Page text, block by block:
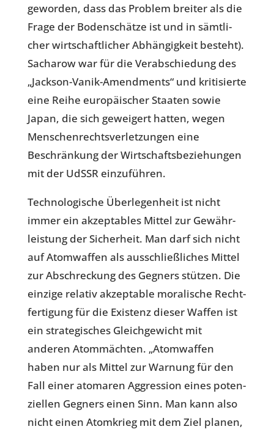
gewor­den, dass das Problem breiter als die
Frage der Boden­schätze ist und in sämt­li­
cher wirt­schaft­li­cher Abhän­gig­keit besteht).
Sach­a­row war für die Ver­ab­schie­dung des
„Jackson-Vanik-Amend­ments“ und kri­ti­sierte
eine Reihe euro­päi­scher Staaten sowie
Japan, die sich gewei­gert hatten, wegen
Men­schen­rechts­ver­let­zun­gen eine
Beschrän­kung der Wirt­schafts­be­zie­hun­gen
mit der UdSSR einzuführen.
Tech­no­lo­gi­sche Über­le­gen­heit ist nicht
immer ein akzep­ta­bles Mittel zur Gewähr­
leis­tung der Sicher­heit. Man darf sich nicht
auf Atom­waf­fen als aus­schließ­li­ches Mittel
zur Abschre­ckung des Gegners stützen. Die
einzige relativ akzep­ta­ble mora­li­sche Recht­
fer­ti­gung für die Exis­tenz dieser Waffen ist
ein stra­te­gi­sches Gleich­ge­wicht mit
anderen Atom­mäch­ten. „Atom­waf­fen
haben nur als Mittel zur Warnung für den
Fall einer ato­ma­ren Aggres­sion eines poten­
zi­el­len Gegners einen Sinn. Man kann also
nicht einen Atom­krieg mit dem Ziel planen,